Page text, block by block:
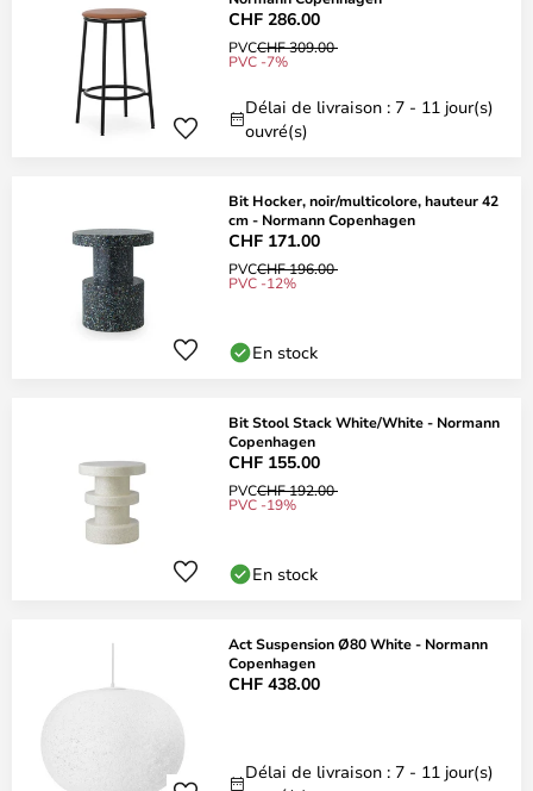
CHF 286.00
PVCCHF 309.00
PVC -7%
Délai de livraison : 7 - 11 jour(s)
ouvré(s)
Bit Hocker, noir/multicolore, hauteur 42
cm - Normann Copenhagen
CHF 171.00
PVCCHF 196.00
PVC -12%
En stock
Bit Stool Stack White/White - Normann
Copenhagen
CHF 155.00
PVCCHF 192.00
PVC -19%
En stock
Act Suspension Ø80 White - Normann
Copenhagen
CHF 438.00
Délai de livraison : 7 - 11 jour(s)